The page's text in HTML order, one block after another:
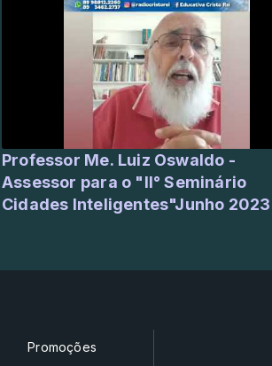
Professor Me. Luiz Oswaldo -
Assessor para o "II° Seminário
Cidades Inteligentes"Junho 2023
Promoções